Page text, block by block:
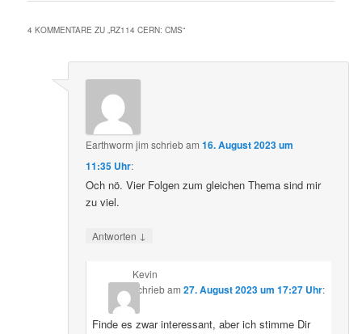
4 KOMMENTARE ZU „ RZ114 CERN: CMS“
Earthworm jim schriebam16. August 2023 um
11:35 Uhr:
Och nö. Vier Folgen zum gleichen Thema sind mir
zu viel.
Antworten ↓
Kevin
schriebam 27. August 2023 um 17:27 Uhr:
Finde es zwar interessant, aber ich stimme Dir